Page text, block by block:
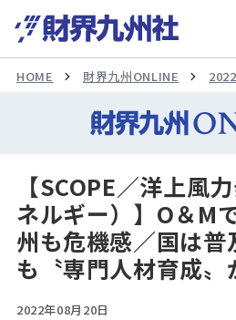
HOME 財界九州ONLINE
【SCOPE／洋上風
ネルギー）】O＆M
州も危機感／国は普
も〝専門人材育成〟
2022年08月20日